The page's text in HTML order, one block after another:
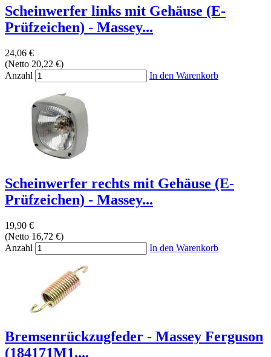
Scheinwerfer links mit Gehäuse (E-
Prüfzeichen) - Massey...
24,06 €
(Netto 20,22 €)
Anzahl
In den Warenkorb
Scheinwerfer rechts mit Gehäuse (E-
Prüfzeichen) - Massey...
19,90 €
(Netto 16,72 €)
Anzahl
In den Warenkorb
Bremsenrückzugfeder - Massey Ferguson
(184171M1,...